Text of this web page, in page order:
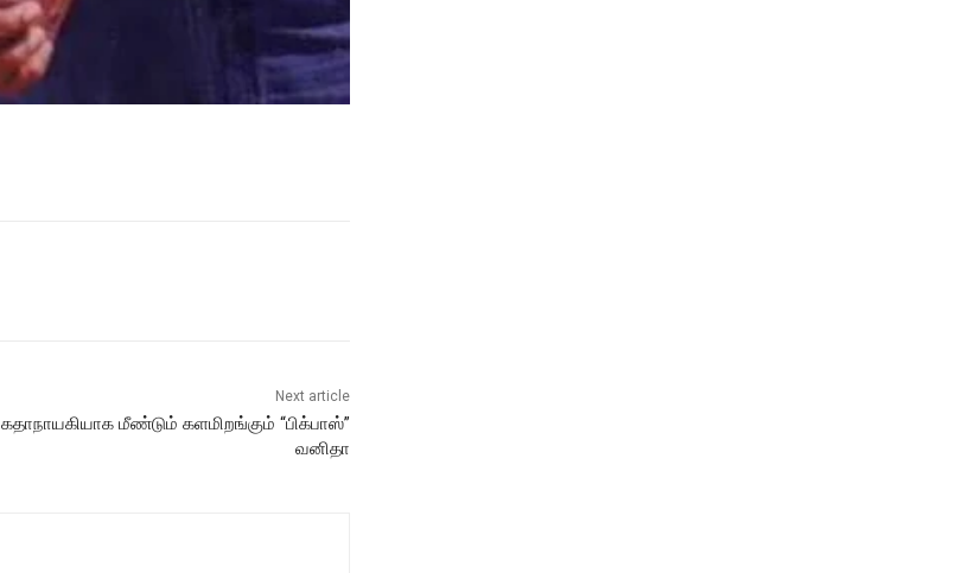
Next article
கதாநாயகியாக மீண்டும் களமிறங்கும் “பிக்பாஸ்”
வனிதா